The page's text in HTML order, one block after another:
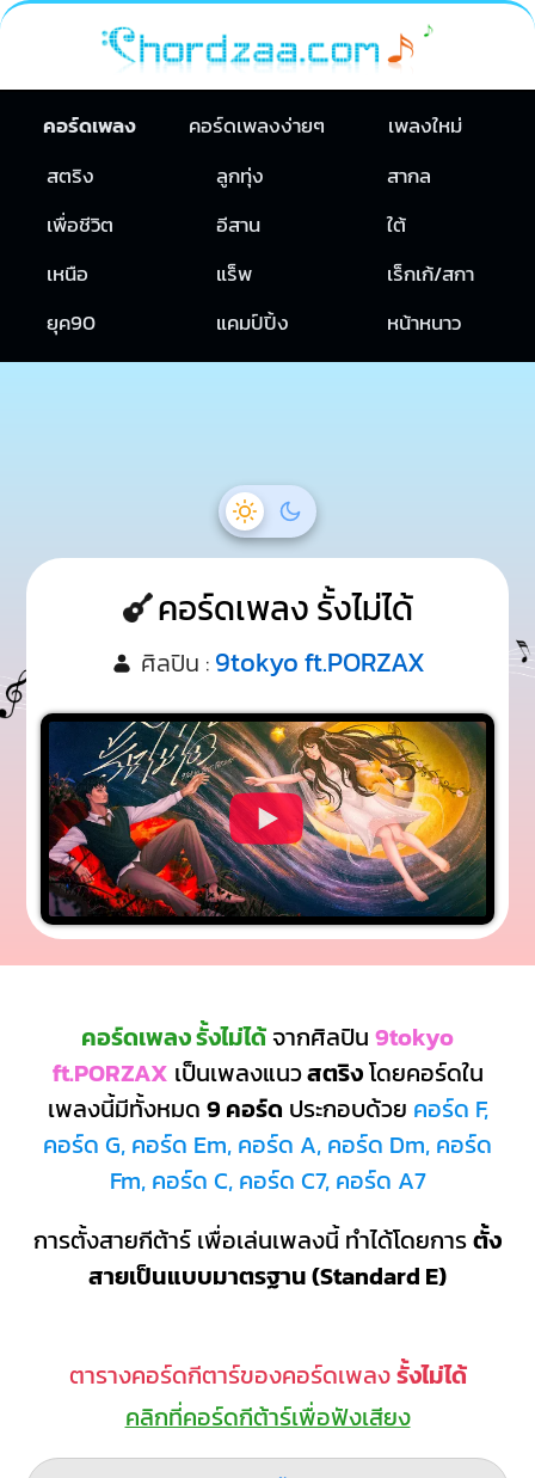
คอร์ดเพลง คอร์ดเพลงง่ายๆ
เพลงใหม่
สตริง
ลูกทุ่ง
สากล
เพื่อชีวิต
อีสาน
ใต้
เหนือ
แร็พ
เร็กเก้/สกา
ยุค90
แคมป์ปิ้ง หน้าหนาว
คอร์ดเพลง รั้งไม่ได้
ศิลปิน : 9tokyo ft.PORZAX
คอร์ดเพลง รั้งไม่ได้ จากศิลปิน 9tokyo
ft.PORZAX เป็นเพลงแนวสตริงโดยคอร์ดใน
เพลงนี้มีทั้งหมด 9 คอร์ด ประกอบด้วย คอร์ด F,
คอร์ด G, คอร์ด Em, คอร์ด A, คอร์ด Dm, คอร์ด
Fm, คอร์ด C, คอร์ด C7, คอร์ด A7
การตั้งสายกีต้าร์ เพื่อเล่นเพลงนี้ ทำได้โดยการตั้ง
สายเป็นแบบมาตรฐาน (Standard E)
ตารางคอร์ดกีตาร์ของคอร์ดเพลงรั้งไม่ได้
คลิกที่คอร์ดกีต้าร์เพื่อฟังเสียง